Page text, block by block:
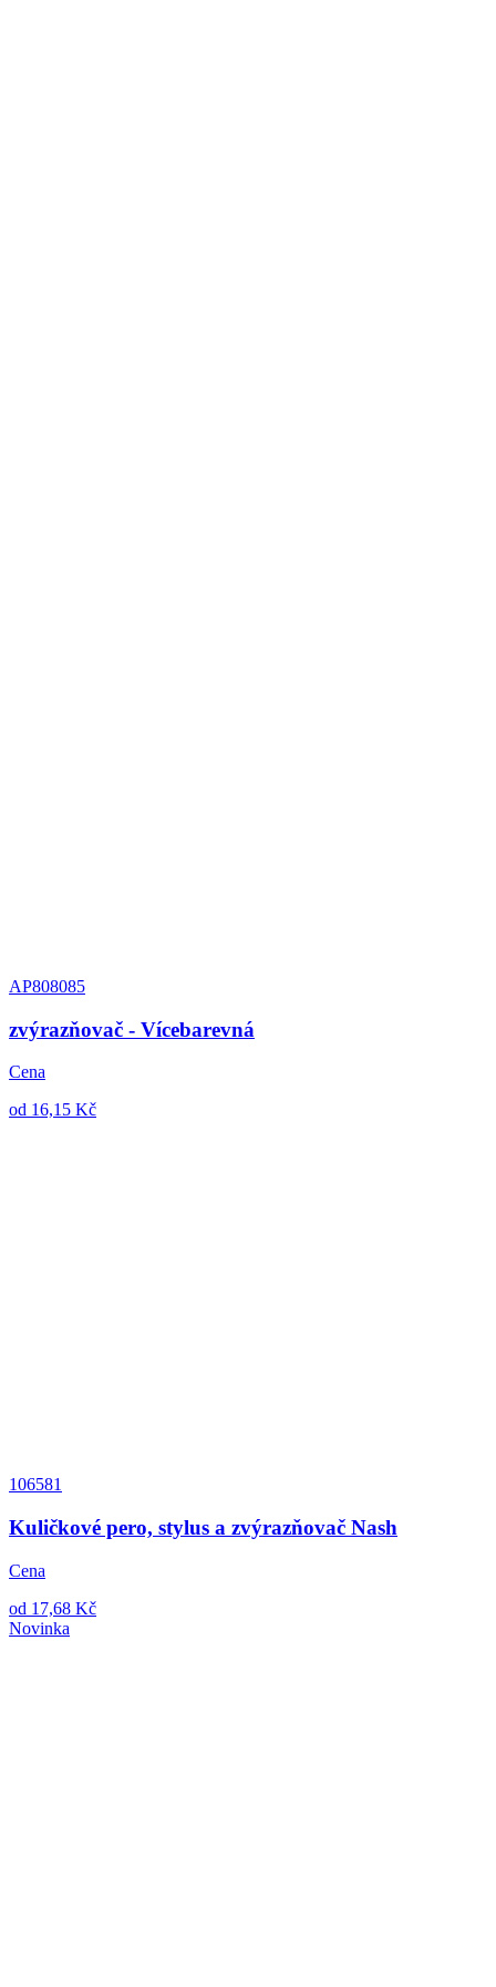
AP808085
zvýrazňovač - Vícebarevná
Cena
od 16,15 Kč
106581
Kuličkové pero, stylus a zvýrazňovač Nash
Cena
od 17,68 Kč
Novinka